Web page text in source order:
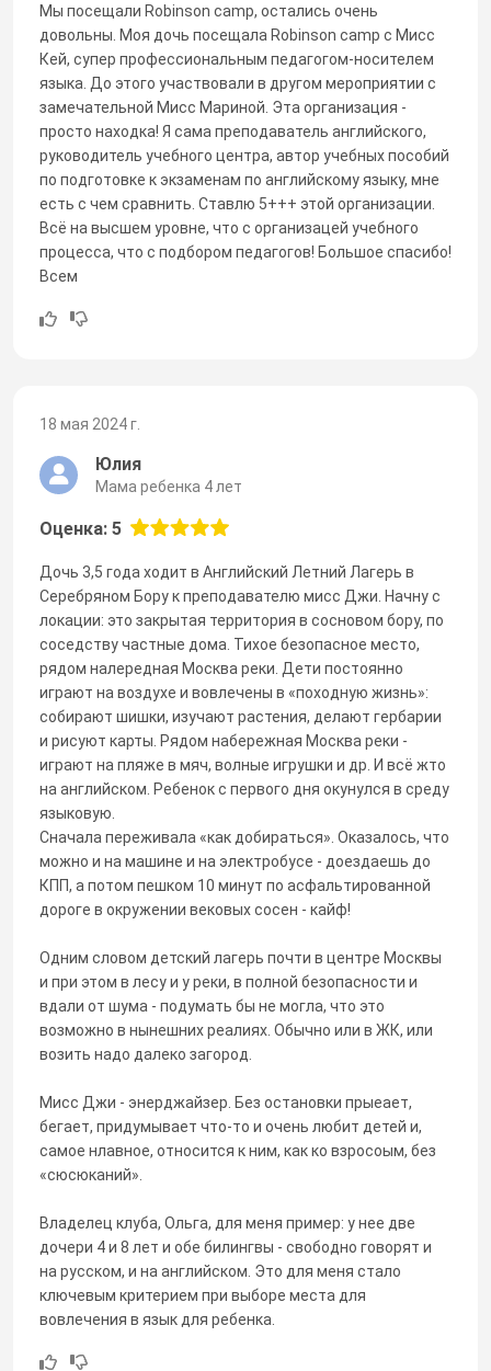
Мы посещали Robinson camp, остались очень
довольны. Моя дочь посещала Robinson camp с Мисс
Кей, супер профессиональным педагогом-носителем
языка. До этого участвовали в другом мероприятии с
замечательной Мисс Мариной. Эта организация -
просто находка! Я сама преподаватель английского,
руководитель учебного центра, автор учебных пособий
по подготовке к экзаменам по английскому языку, мне
есть с чем сравнить. Ставлю 5+++ этой организации.
Всё на высшем уровне, что с организацей учебного
процесса, что с подбором педагогов! Большое спасибо!
Всем
18 мая 2024 г.
Юлия
Мама ребенка 4 лет
Оценка: 5
Дочь 3,5 года ходит в Английский Летний Лагерь в
Серебряном Бору к преподавателю мисс Джи. Начну с
локации: это закрытая территория в сосновом бору, по
соседству частные дома. Тихое безопасное место,
рядом налередная Москва реки. Дети постоянно
играют на воздухе и вовлечены в «походную жизнь»:
собирают шишки, изучают растения, делают гербарии
и рисуют карты. Рядом набережная Москва реки -
играют на пляже в мяч, волные игрушки и др. И всё жто
на английском. Ребенок с первого дня окунулся в среду
языковую.
Сначала переживала «как добираться». Оказалось, что
можно и на машине и на электробусе - доездаешь до
КПП, а потом пешком 10 минут по асфальтированной
дороге в окружении вековых сосен - кайф!
Одним словом детский лагерь почти в центре Москвы
и при этом в лесу и у реки, в полной безопасности и
вдали от шума - подумать бы не могла, что это
возможно в нынешних реалиях. Обычно или в ЖК, или
возить надо далеко загород.
Мисс Джи - энерджайзер. Без остановки прыеает,
бегает, придумывает что-то и очень любит детей и,
самое нлавное, относится к ним, как ко взросоым, без
«сюсюканий».
Владелец клуба, Ольга, для меня пример: у нее две
дочери 4 и 8 лет и обе билингвы - свободно говорят и
на русском, и на английском. Это для меня стало
ключевым критерием при выборе места для
вовлечения в язык для ребенка.